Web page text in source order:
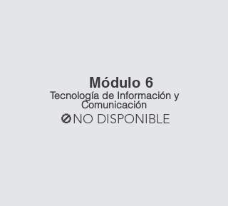
Tecnología de Información y
Comunicación
Módulo 6
🚫NO DISPONIBLE